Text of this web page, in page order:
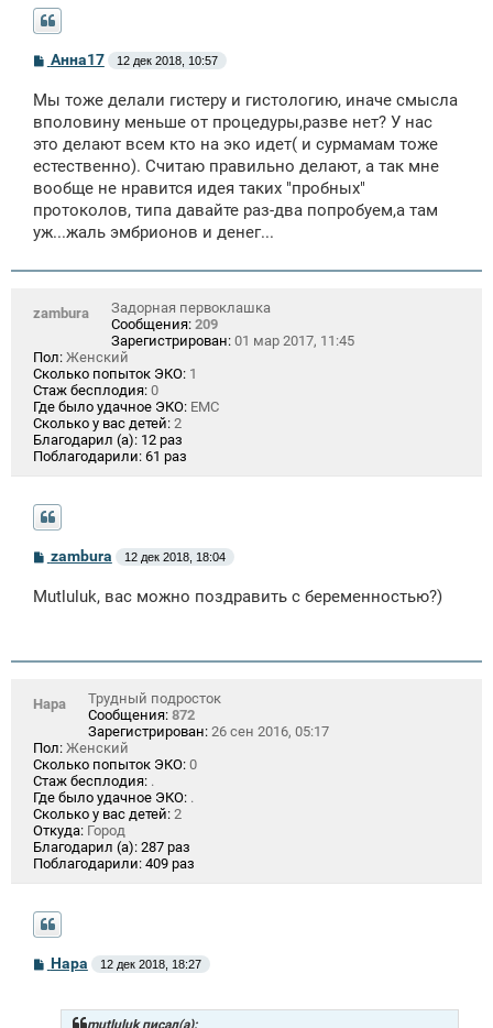
С
б
щ
н
и
Анна17 12 дек 2018, 10:57
Мы тоже делали гистеру и гистологию, иначе смысла
вполовину меньше от процедуры,разве нет? У нас
это делают всем кто на эко идет( и сурмамам тоже
естественно). Считаю правильно делают, а так мне
вообще не нравится идея таких "пробных"
протоколов, типа давайте раз-два попробуем,а там
уж...жаль эмбрионов и денег...
zambura
Задорная первоклашка
Сообщения: 209
Зарегистрирован: 01 мар 2017, 11:45
Пол: Женский
Сколько попыток ЭКО: 1
Стаж бесплодия: 0
Где было удачное ЭКО: ЕМС
Сколько у вас детей: 2
Благодарил (а): 12 раз
Поблагодарили: 61 раз
С
б
и
zambura 12 дек 2018, 18:04
Mutluluk, вас можно поздравить с беременностью?)
Нара
Трудный подросток
Сообщения: 872
Зарегистрирован: 26 сен 2016, 05:17
Пол: Женский
Сколько попыток ЭКО: 0
Стаж бесплодия: .
Где было удачное ЭКО: .
Сколько у вас детей: 2
Откуда: Город
Благодарил (а): 287 раз
Поблагодарили: 409 раз
СНара 12 дек 2018, 18:27
mutluluk писал(а):